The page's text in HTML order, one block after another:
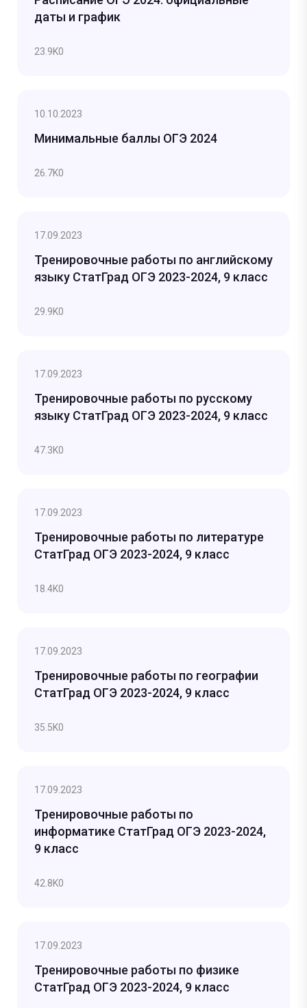
даты и график
23.9K0
10.10.2023
Минимальные баллы ОГЭ 2024
26.7K0
17.09.2023
Тренировочные работы по английскому
языку СтатГрад ОГЭ 2023-2024, 9 класс
29.9K0
17.09.2023
Тренировочные работы по русскому
языку СтатГрад ОГЭ 2023-2024, 9 класс
47.3K0
17.09.2023
Тренировочные работы по литературе
СтатГрад ОГЭ 2023-2024, 9 класс
18.4K0
17.09.2023
Тренировочные работы по географии
СтатГрад ОГЭ 2023-2024, 9 класс
35.5K0
17.09.2023
Тренировочные работы по
информатике СтатГрад ОГЭ 2023-2024,
9 класс
42.8K0
17.09.2023
Тренировочные работы по физике
СтатГрад ОГЭ 2023-2024, 9 класс